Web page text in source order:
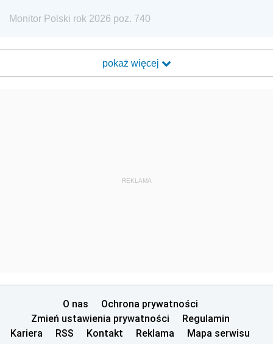
Monitor Polski rok 2026 poz. 740
pokaż więcej
REKLAMA
O nas
Ochrona prywatności
Zmień ustawienia prywatności
Regulamin
Kariera
RSS Kontakt Reklama Mapa serwisu